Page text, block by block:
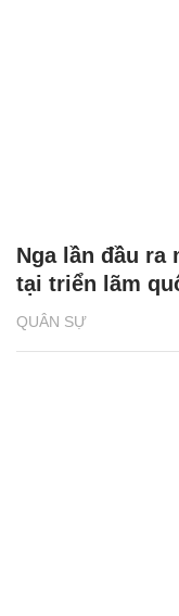
QUÂN SỰ
Nga lần đầu
tại triển lãm